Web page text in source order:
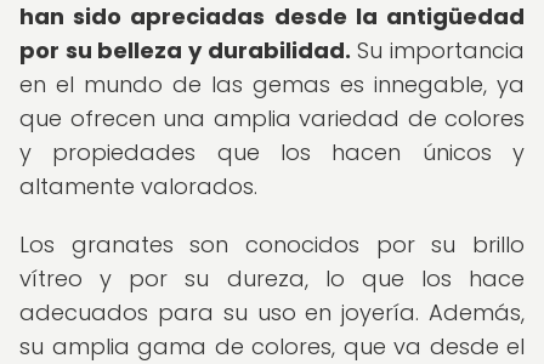
han sido apreciadas desde la antigüedad
por su belleza y durabilidad. Su importancia
en el mundo de las gemas es innegable, ya
que ofrecen una amplia variedad de colores
y propiedades que los hacen únicos y
altamente valorados.
Los granates son conocidos por su brillo
vítreo y por su dureza, lo que los hace
adecuados para su uso en joyería. Además,
su amplia gama de colores, que va desde el